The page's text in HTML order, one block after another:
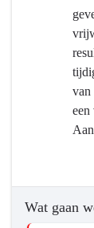
van
een
Wat gaan